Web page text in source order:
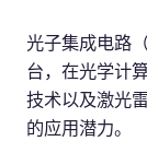
光子集成电路
台，在光学计
技术以及激光
的应用潜力。